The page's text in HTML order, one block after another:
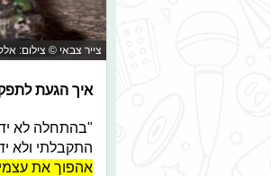
צייר צבאי © צילום:
איך הגעת
"בהתחלה לא
התקבלתי ולא
אהפוך את